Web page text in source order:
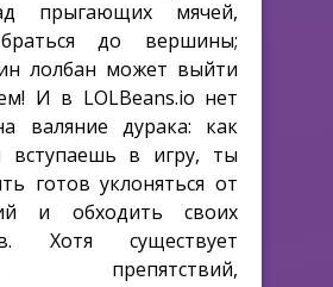
прыгающих мячей,
до вершины;
лолбан может выйти
И в LOLBeans.io нет
валяние дурака: как
вступаешь в игру, ты
готов уклоняться от
и обходить своих
Хотя существует
препятствий,